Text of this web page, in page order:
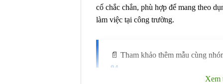
cố chắc chắn, phù hợp để mang theo
làm việc tại công trường.
📄 Tham khảo thêm mẫu cùng
04
Xem